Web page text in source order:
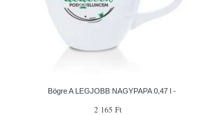
Bögre A LEGJOBB NAGYPAPA 0,47 l -
2 165 Ft